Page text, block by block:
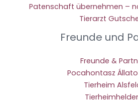
Patenschaft übernehmen –
Tierarzt
Freunde und
Freunde &
Pocahontasz
Tierheim